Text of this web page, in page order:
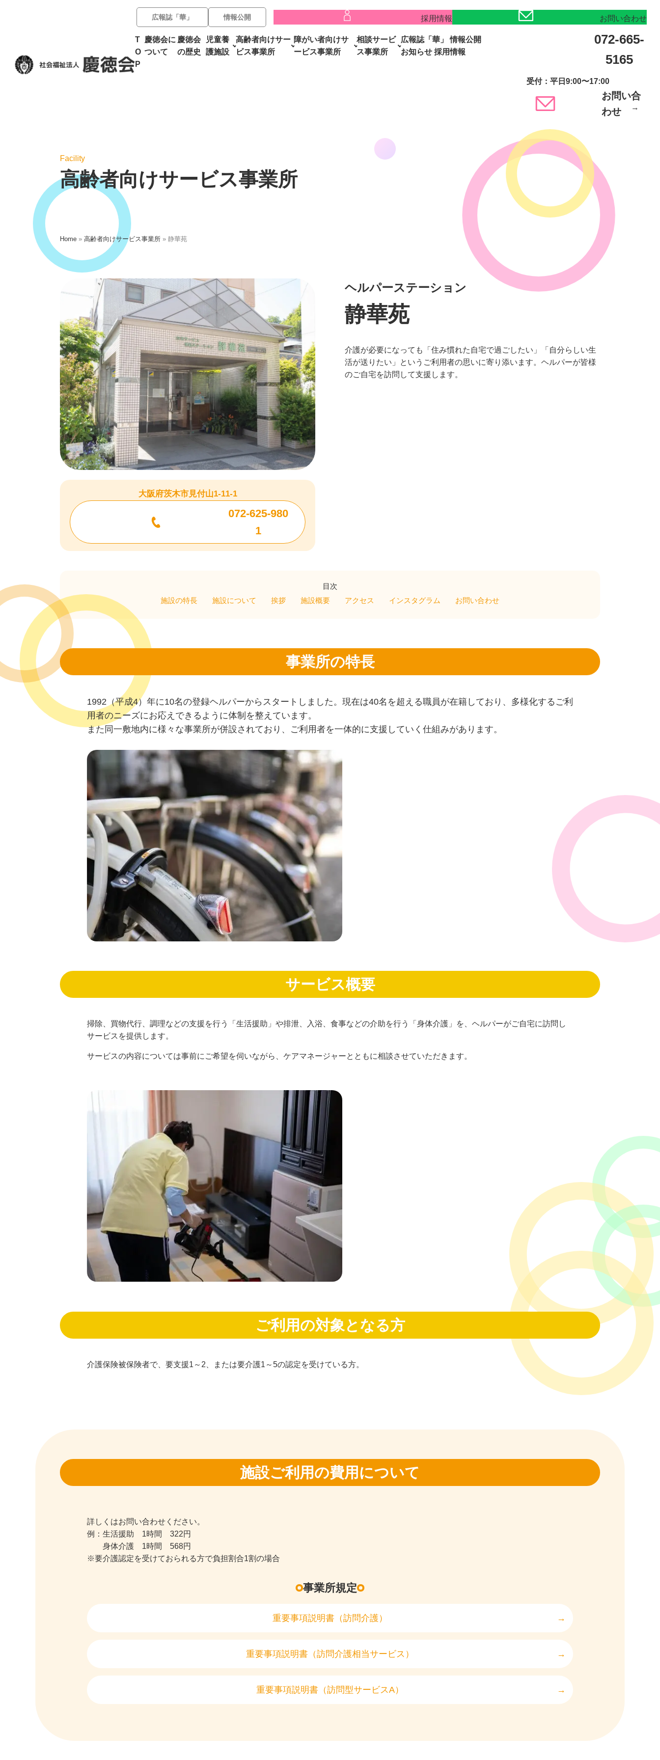
広報誌「華」 情報公開 採用情報 お問い合わせ
T
O
P
慶徳会に
ついて
慶徳会
の歴史
児童養
護施設
高齢者向けサー
ビス事業所
障がい者向けサ
ービス事業所
相談サービ
ス事業所
広報誌「華」
情報公開
お知らせ 採用情報
072-665-
5165
受付：平日9:00〜17:00
お問い合
わせ
Facility
高齢者向けサービス事業所
Home » 高齢者向けサービス事業所 » 静華苑
大阪府茨木市見付山1-11-1
072-625-980
1
ヘルパーステーション
静華苑
介護が必要になっても「住み慣れた自宅で過ごしたい」「自分らしい生
活が送りたい」というご利用者の思いに寄り添います。ヘルパーが皆様
のご自宅を訪問して支援します。
目次
施設の特長
施設について 挨拶 施設概要 アクセス インスタグラム お問い合わせ
事業所の特長
1992（平成4）年に10名の登録ヘルパーからスタートしました。現在は40名を超える職員が在籍しており、多様化するご利
用者のニーズにお応えできるように体制を整えています。
また同一敷地内に様々な事業所が併設されており、ご利用者を一体的に支援していく仕組みがあります。
サービス概要
掃除、買物代行、調理などの支援を行う「生活援助」や排泄、入浴、食事などの介助を行う「身体介護」を、ヘルパーがご自宅に訪問し
サービスを提供します。
サービスの内容については事前にご希望を伺いながら、ケアマネージャーとともに相談させていただきます。
ご利用の対象となる方
介護保険被保険者で、要支援1～2、または要介護1～5の認定を受けている方。
施設ご利用の費用について
詳しくはお問い合わせください。
例：生活援助 1時間 322円
身体介護 1時間 568円
※要介護認定を受けておられる方で負担割合1割の場合
事業所規定
重要事項説明書（訪問介護）
重要事項説明書（訪問介護相当サービス）
重要事項説明書（訪問型サービスA）